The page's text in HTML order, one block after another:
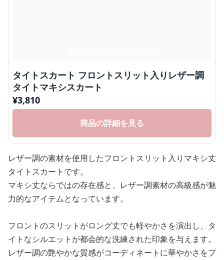
タイトスカート フロントスリット入りレザー調
タイトマキシスカート
¥3,810
商品の詳細を見る
レザー調の素材を使用したフロントスリット入りマキシ丈
タイトスカートです。
マキシ丈ならではの存在感と、レザー調素材の高級感が魅
力的なアイテムとなっています。
フロントのスリットがロング丈でも軽やかさを演出し、タ
イトなシルエットが都会的な洗練された印象を与えます。
レザー調の艶やかな質感がコーディネートに華やかさをプ